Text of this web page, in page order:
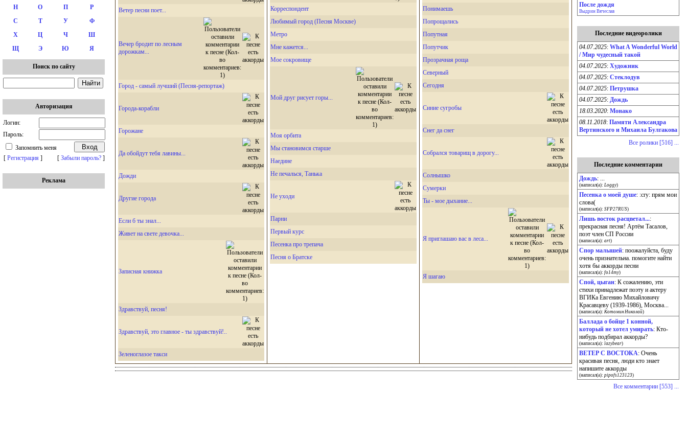
Н
О П
Р
С
Т У
Ф
Х
Ц Ч
Ш
Щ
Э Ю Я
Поиск по сайту
Авторизация
Логин:
Пароль:
Запомнить меня
[ Регистрация ] [ Забыли пароль? ]
Реклама
Ветер песни поет...
Вечер бродит по лесным
дорожкам...
Город - самый лучший (Песня-репортаж)
Города-корабли
Горожане
Да обойдут тебя лавины...
Дожди
Другие города
Если б ты знал...
Живет на свете девочка...
Записная книжка
Здравствуй, песня!
Здравствуй, это главное - ты здравствуй!..
Зеленоглазое такси
Корреспондент
Любимый город (Песня Москве)
Метро
Мне кажется...
Мое сокровище
Мой друг рисует горы...
Моя орбита
Мы становимся старше
Наедине
Не печалься, Танька
Не уходи
Парни
Первый курс
Песенка про трепача
Песня о Братске
Понимаешь
Попрощались
Попутная
Попутчик
Прозрачная роща
Северный
Сегодня
Синие сугробы
Снег да снег
Собрался товарищ в дорогу...
Солнышко
Сумерки
Ты - мое дыхание...
Я приглашаю вас в леса...
Я шагаю
После дождя
Выдрин Вячеслав
Последние видеоролики
04.07.2025: What A Wonderful World
/ Мир чудесный такой
04.07.2025: Художник
04.07.2025: Стеклодув
04.07.2025: Петрушка
04.07.2025: Дождь
18.03.2020: Монако
08.11.2018: Памяти Александра
Вертинского и Михаила Булгакова
Все ролики [516] ...
Последние комментарии
Дождь: ...
(написал(а): Loggy)
Песенка о моей душе: :cry: прям мои
слова(
(написал(а): SFP27RUS)
Лишь восток расцветал...:
прекрасная песня! Артём Тасалов,
поэт член СП России
(написал(а): art)
Спор малышей: поожалуйста, буду
очень признательна. помогите найти
хотя бы аккорды песни
(написал(а): fo14my)
Спой, цыган: К сожалению, эти
стихи принадлежат поэту и актеру
ВГИКа Евгению Михайловичу
Красавцеву (1939-1986), Москва...
(написал(а): Котомин Николай)
Баллада о бойце 1 конной,
который не хотел умирать: Кто-
нибудь подбирал аккорды?
(написал(а): lazybear)
ВЕТЕР С ВОСТОКА: Очень
красивая песня, люди кто знает
напишите аккорды
(написал(а): pipofs123123)
Все комментарии [553] ...